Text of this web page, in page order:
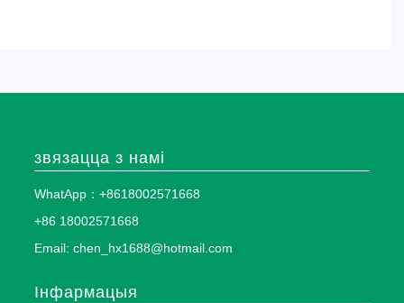
звязацца з намі
WhatApp：+8618002571668
+86 18002571668
Email: chen_hx1688@hotmail.com
Інфармацыя